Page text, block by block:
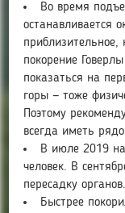
Во время
останавливается
приблизительное,
покорение
показаться на
горы — тоже
Поэтому
всегда иметь
В июле 2019 на
человек. В
пересадку органов.
Быстрее